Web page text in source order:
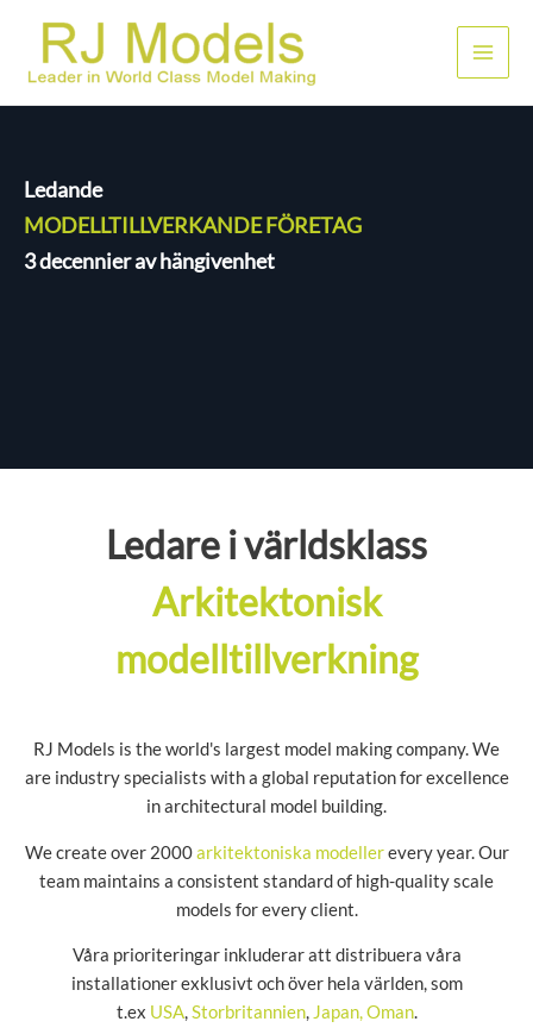
innehållet
Ledande
MODELLTILLVERKANDE FÖRETAG
3 decennier av hängivenhet
Ledare i världsklass
Arkitektonisk
modelltillverkning
RJ Models is the world's largest model making company. We
are industry specialists with a global reputation for excellence
in architectural model building.
We create over 2000arkitektoniska modellerevery year. Our
team maintains a consistent standard of high-quality scale
models for every client.
Våra prioriteringar inkluderar att distribuera våra
installationer exklusivt och över hela världen, som
t.ex USA,Storbritannien, Japan, Oman.